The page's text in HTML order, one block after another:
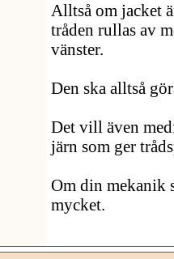
Alltså om jacket
tråden rullas av
vänster.
Den ska alltså
Det vill även
järn som ger
Om din mekanik
mycket.